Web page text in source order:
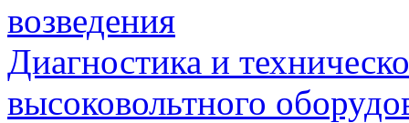
возведения
Диагностика и
высоковольтного